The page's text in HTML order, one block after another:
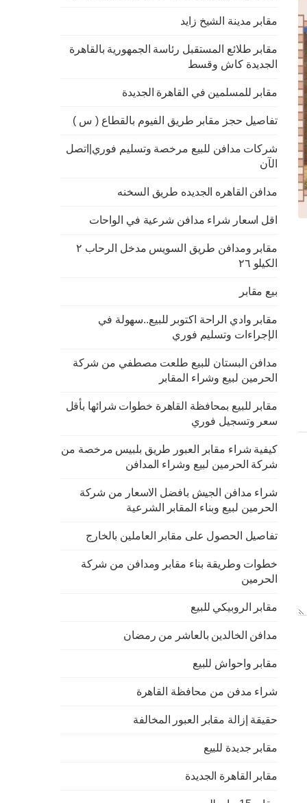
مقابر مدينة الشيخ زايد
مقابر طلائع المستقبل رئاسة الجمهورية بالقاهرة
الجديدة كاش وقسط
مقابر للمسلمين في القاهرة الجديدة
تفاصيل حجز مقابر طريق الفيوم بالقطاع ( س )
شركات مدافن للبيع مرخصة وتسليم فوري|اتصل
الآن
مدافن القاهره الجديده طريق السخنه
اقل اسعار شراء مدافن شرعية في الواحات
مقابر ومدافن طريق السويس مدخل الرحاب ٢
الكيلو ٢٦
بيع مقابر
مقابر وادي الراحة اكتوبر للبيع..سهولة في
الإجراءات وتسليم فوري
مدافن البستان للبيع طلعت مصطفي من شركة
الحرمين لبيع وشراء المقابر
مقابر للبيع بمحافظة القاهرة خطوات شرائها بأقل
سعر وتسجيل فوري
كيفية شراء مقابر العبور طريق بلبيس مرخصة من
شركة الحرمين لبيع وشراء المدافن
شراء مدافن الجيش بافضل الاسعار من شركة
الحرمين لبيع وبناء المقابر الشرعية
تفاصيل الحصول على مقابر العاملين بالخارج
خطوات وطريقة بناء مقابر ومدافن من شركة
الحرمين
مقابر الروبيكي للبيع
مدافن الخالدين بالعاشر من رمضان
مقابر واحواش للبيع
شراء مدفن من محافظة القاهرة
حقيقة إزالة مقابر العبور المخالفة
مقابر جديدة للبيع
مقابر القاهرة الجديدة